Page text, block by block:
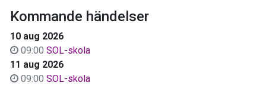
Kommande händelser
10 aug 2026
09:00 SOL-skola
11 aug 2026
09:00 SOL-skola